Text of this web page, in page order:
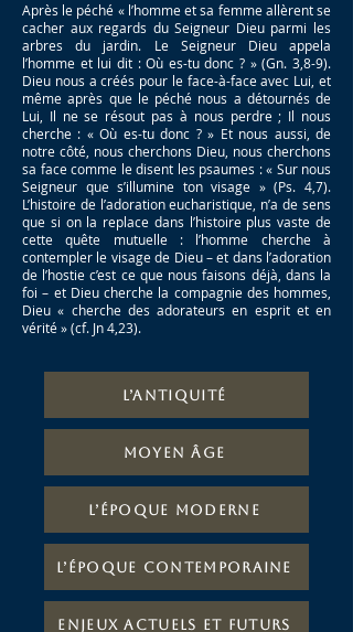
Après le péché « l’homme et sa femme allèrent se
cacher aux regards du Seigneur Dieu parmi les
arbres du jardin. Le Seigneur Dieu appela
l’homme et lui dit : Où es-tu donc ? » (Gn. 3,8-9).
Dieu nous a créés pour le face-à-face avec Lui, et
même après que le péché nous a détournés de
Lui, Il ne se résout pas à nous perdre ; Il nous
cherche : « Où es-tu donc ? » Et nous aussi, de
notre côté, nous cherchons Dieu, nous cherchons
sa face comme le disent les psaumes : « Sur nous
Seigneur que s’illumine ton visage » (Ps. 4,7).
L’histoire de l’adoration eucharistique, n’a de sens
que si on la replace dans l’histoire plus vaste de
cette quête mutuelle : l’homme cherche à
contempler le visage de Dieu – et dans l’adoration
de l’hostie c’est ce que nous faisons déjà, dans la
foi – et Dieu cherche la compagnie des hommes,
Dieu « cherche des adorateurs en esprit et en
vérité » (cf. Jn 4,23).​
L’Antiquité
Moyen Âge
L’époque moderne
L’époque contemporaine
Enjeux actuels et futurs